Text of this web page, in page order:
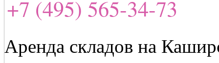
+7 (495) 565-34-73
Аренда складов на